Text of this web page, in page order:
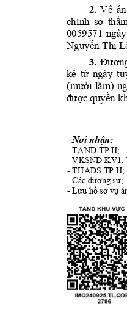
2. Về án
chính sơ
0059571 ngày
Nguyễn Thị
3. Đ
kể từ ngày
(mười lăm)
được quyền
Nơi nhận:
- TAND TP.H;
- VKSND KV1,
- THADS TP.H;
- Các đương sự;
- Lưu hồ sơ vụ